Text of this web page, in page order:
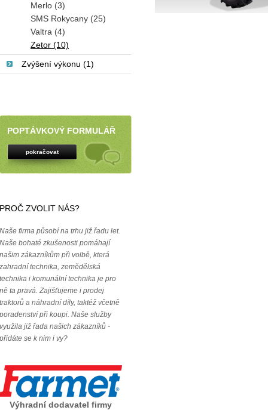
Merlo (3)
SMS Rokycany (25)
Valtra (4)
Zetor (10)
Zvýšení výkonu (1)
POPTÁVKOVÝ FORMULÁŘ
pokračovat
PROČ ZVOLIT NÁS?
Naše firma působí na trhu již řadu let.
Naše bohaté zkušenosti pomáhají
našim zákazníkům při volbě, která
zahradní technika, zemědělská
technika i komunální technika je pro
ně ta pravá. Zajišťujeme i prodej
traktorů a náhradní díly, taktéž včetně
poradenství při koupi. Naše služby
využila již řada našich zákazníků -
přidáte se k nim i vy?
Výhradní dodavatel firmy